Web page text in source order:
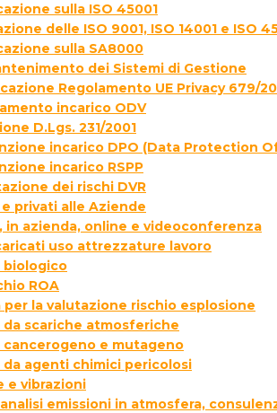
sulla ISO 45001
delle ISO 9001, ISO 14001 e ISO
sulla SA8000
dei Sistemi di Gestione
Regolamento UE Privacy 679/
incarico ODV
D.Lgs. 231/2001
incarico DPO (Data Protection
incarico RSPP
dei rischi DVR
privati alle Aziende
in azienda, online e videoconferenza
uso attrezzature lavoro
biologico
ROA
per la valutazione rischio esplosione
scariche atmosferiche
e mutageno
agenti chimici pericolosi
e vibrazioni
emissioni in atmosfera,